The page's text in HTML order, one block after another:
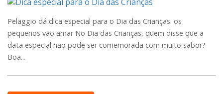
Pelaggio dá dica especial para o Dia das Crianças: os
pequenos vão amar No Dia das Crianças, quem disse que a
data especial não pode ser comemorada com muito sabor?
Boa...